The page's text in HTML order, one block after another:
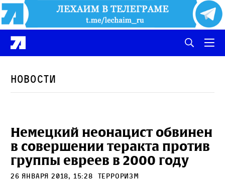
Новости
Немецкий неонацист обвинен
в совершении теракта против
группы евреев в 2000 году
26 января 2018, 15:28 терроризм